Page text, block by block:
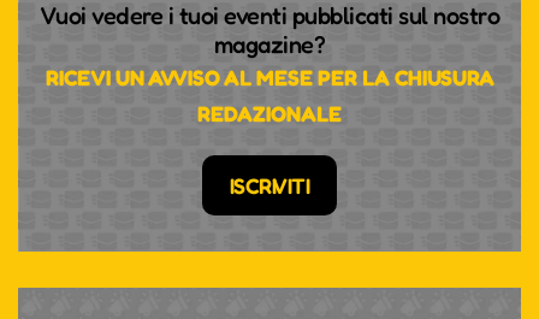
Vuoi vedere i tuoi eventi pubblicati sul nostro
magazine?
RICEVI UN AVVISO AL MESE PER LA CHIUSURA
REDAZIONALE
ISCRIVITI